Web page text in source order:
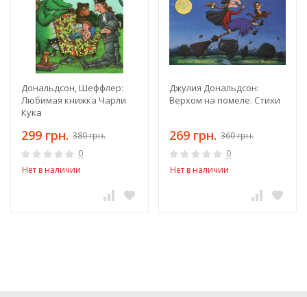
Дональдсон, Шеффлер:
Любимая книжка Чарли
Кука
299 грн. 380 грн.
0
Нет в наличии
Джулия Дональдсон:
Верхом на помеле. Стихи
269 грн. 360 грн.
0
Нет в наличии